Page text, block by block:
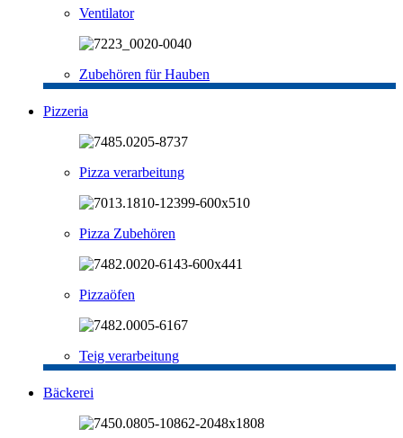
Ventilator
Zubehören für Hauben
Pizzeria
Pizza verarbeitung
Pizza Zubehören
Pizzaöfen
Teig verarbeitung
Bäckerei